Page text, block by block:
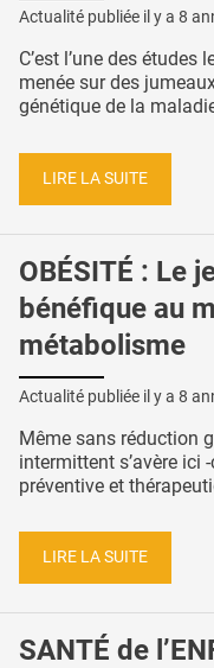
Actualité publiée il y a 8
C’est l’une des
menée sur des
génétique de la
LIRE LA SUITE
OBÉSITÉ : Le
bénéfique au
métabolisme
Actualité publiée il y a 8
Même sans réduction
intermittent s’avère ici
préventive et
LIRE LA SUITE
SANTÉ de